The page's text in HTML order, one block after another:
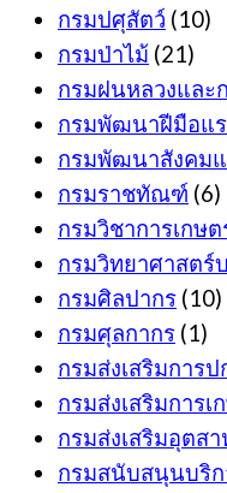
กรมปศุสัตว์ (10)
กรมป่าไม้ (21)
กรมฝนหลวงและ
กรมพัฒนาฝีมือแร
กรมพัฒนาสังคม
กรมราชทัณฑ์ (6)
กรมวิชาการเกษต
กรมวิทยาศาสตร์
กรมศิลปากร (10)
กรมศุลกากร (1)
กรมส่งเสริมการ
กรมส่งเสริมการเ
กรมส่งเสริมอุตส
กรมสนับสนุนบริ